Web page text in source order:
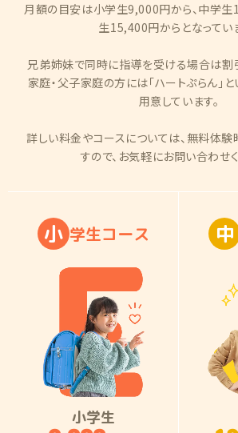
月額の目安は小学生9,000円から、中学生
生15,400円からとなってい
兄弟姉妹で同時に指導を受ける場合は割
家庭・父子家庭の方には「ハートぷらん」
用意しています。
詳しい料金やコースについては、無料体験
すので、お気軽にお問い合わせく
小 学生コース
小学生
中